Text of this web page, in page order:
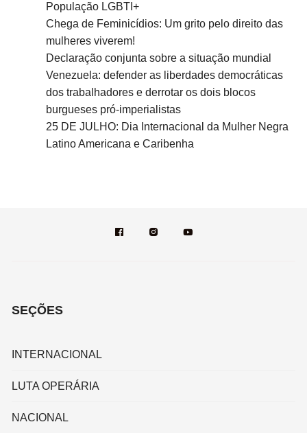
População LGBTI+
Chega de Feminicídios: Um grito pelo direito das
mulheres viverem!
Declaração conjunta sobre a situação mundial
Venezuela: defender as liberdades democráticas
dos trabalhadores e derrotar os dois blocos
burgueses pró-imperialistas
25 DE JULHO: Dia Internacional da Mulher Negra
Latino Americana e Caribenha
SEÇÕES
INTERNACIONAL
LUTA OPERÁRIA
NACIONAL